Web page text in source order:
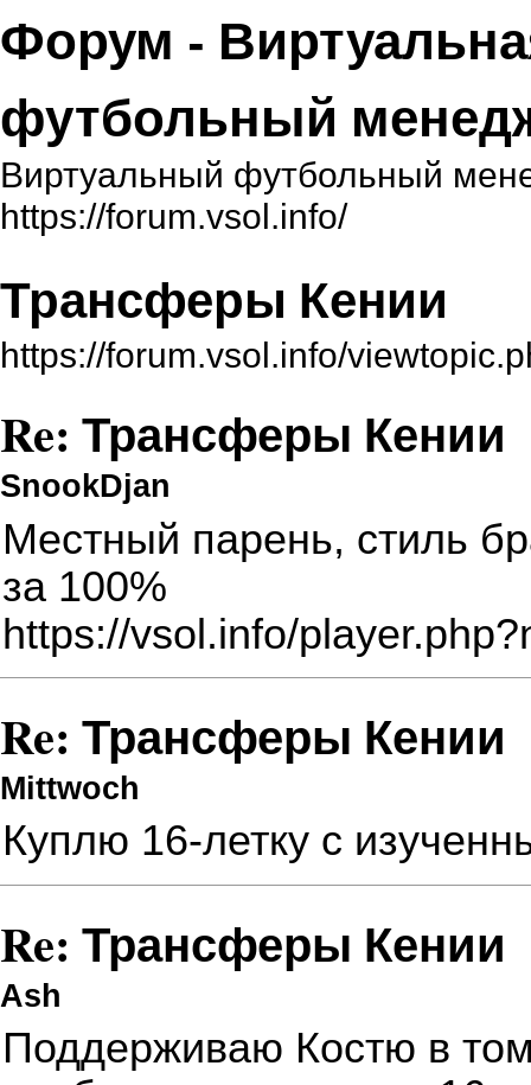
Форум -
футбольный
Виртуальный футбольный
https://forum.vsol.info/
Трансферы Кении
https://forum.vsol.info/
Re: Трансферы Кении
SnookDjan
Местный парень, стиль
за 100%
https://vsol.info/
Re: Трансферы Кении
Mittwoch
Куплю 16-летку с
Re: Трансферы Кении
Ash
Поддерживаю Костю в